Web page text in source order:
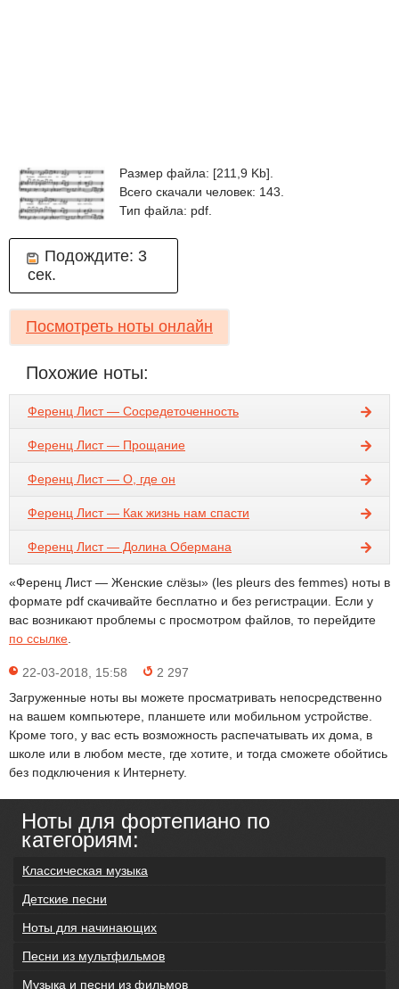
Размер файла: [211,9 Kb].
Всего скачали человек: 143.
Тип файла: pdf.
Подождите: 3
сек.
Посмотреть ноты онлайн
Похожие ноты:
Ференц Лист — Сосредеточенность
Ференц Лист — Прощание
Ференц Лист — О, где он
Ференц Лист — Как жизнь нам спасти
Ференц Лист — Долина Обермана
«Ференц Лист — Женские слёзы» (les pleurs des femmes) ноты в
формате pdf скачивайте бесплатно и без регистрации. Если у
вас возникают проблемы с просмотром файлов, то перейдите
по ссылке
22-03-2018, 15:58
2 297
Загруженные ноты вы можете просматривать непосредственно
на вашем компьютере, планшете или мобильном устройстве.
Кроме того, у вас есть возможность распечатывать их дома, в
школе или в любом месте, где хотите, и тогда сможете обойтись
без подключения к Интернету.
Ноты для фортепиано по
категориям:
Классическая музыка
Детские песни
Ноты для начинающих
Песни из мультфильмов
Музыка и песни из фильмов